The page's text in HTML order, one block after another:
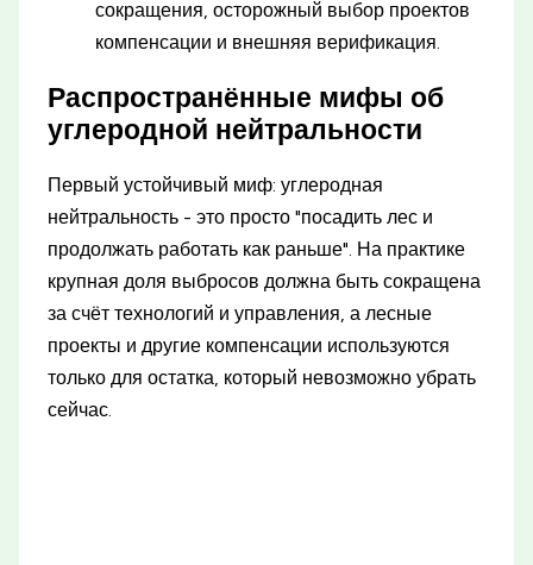
сокращения, осторожный выбор проектов
компенсации и внешняя верификация.
Распространённые мифы об
углеродной нейтральности
Первый устойчивый миф: углеродная
нейтральность - это просто "посадить лес и
продолжать работать как раньше". На практике
крупная доля выбросов должна быть сокращена
за счёт технологий и управления, а лесные
проекты и другие компенсации используются
только для остатка, который невозможно убрать
сейчас.